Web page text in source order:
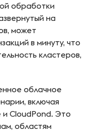
обработки
на
может
в минуту, что
кластеров,
облачное
включая
и CloudPond. Это
областям